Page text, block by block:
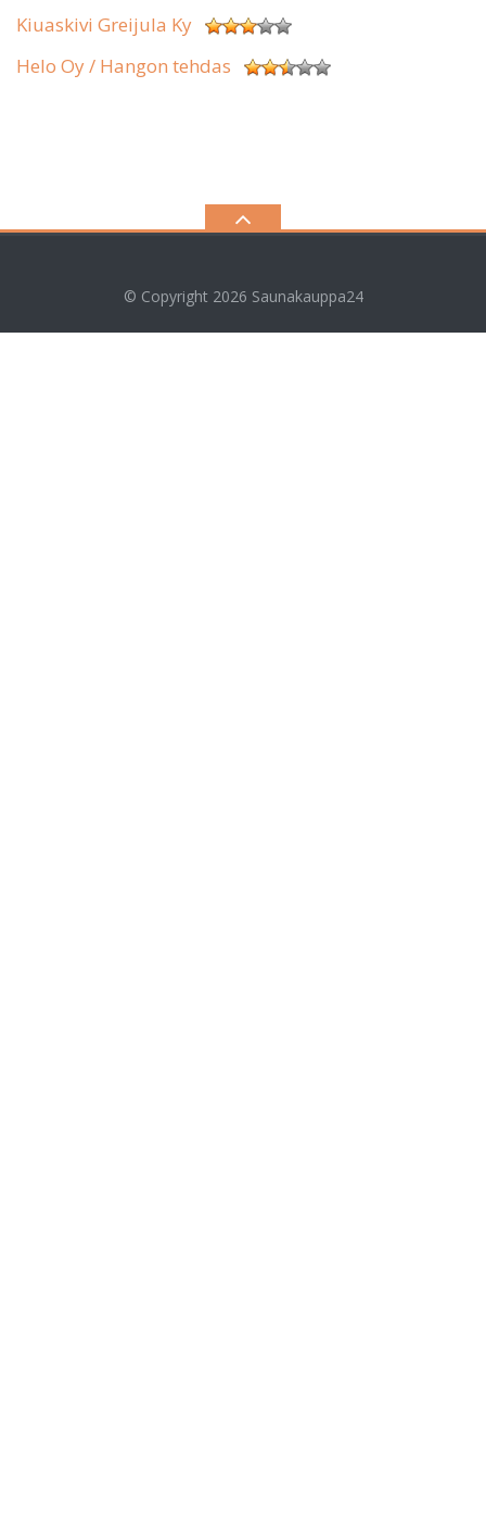
Kiuaskivi Greijula Ky
Helo Oy / Hangon tehdas
© Copyright 2026 Saunakauppa24